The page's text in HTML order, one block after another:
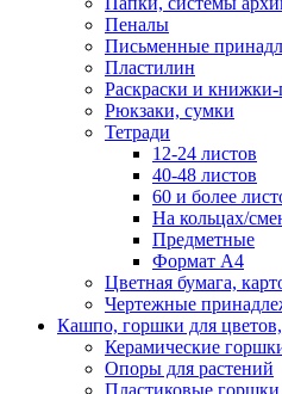
Пеналы
Письменные
Пластилин
Раскраски и книжки-
Рюкзаки, сумки
Тетради
12-24 листов
40-48 листов
60 и более
На кольцах/
Предметные
Формат А4
Цветная бумага,
Чертежные
Кашпо, горшки для
Керамические
Опоры для растений